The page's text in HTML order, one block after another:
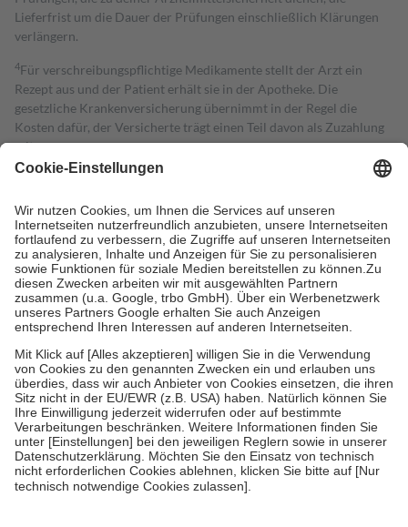
Lieferfrist um die Dauer der Prüfungen einschließlich Klärungen
verlängern.
4Für verschreibungspflichtige Medikamente stellt der Arzt ein
Rezept aus und der Patient erhält sie in der Apotheke. Die
gesetzliche Krankenversicherung übernimmt in der Regel die
Kosten dafür, der Versicherte trägt einen Teil davon als Zuzahlung
mit.
Grundsätzlich leisten Mitglieder Zuzahlungen in Höhe von zehn
höchstens zehn Euro.
Es sind jedoch nie mehr als die tatsächlichen
Kosten der Leistung zu entrichten.
Diese Regeln gelten grundsätzlich auch für Online-Apotheken.
Bei Heilmitteln und häuslicher Krankenpflege beträgt die
Zuzahlung zehn Prozent der Kosten sowie zehn Euro je
Verordnung.
Um das Engagement der Versicherten für ihre eigene Gesundheit zu
stärken und die besondere Stellung der Familie zu unterstützen,
fallenkeine Zuzahlungenan bei:
• Kindern und Jugendlichen bis zum vollendeten 18. Lebensjahr
mit Ausnahme der Fahrkosten
• Untersuchungen zur Vorsorge und Früherkennung, die von der
GKV getragen werden
• empfohlenen Schutzimpfungen
• Harn- und Blutteststreifen